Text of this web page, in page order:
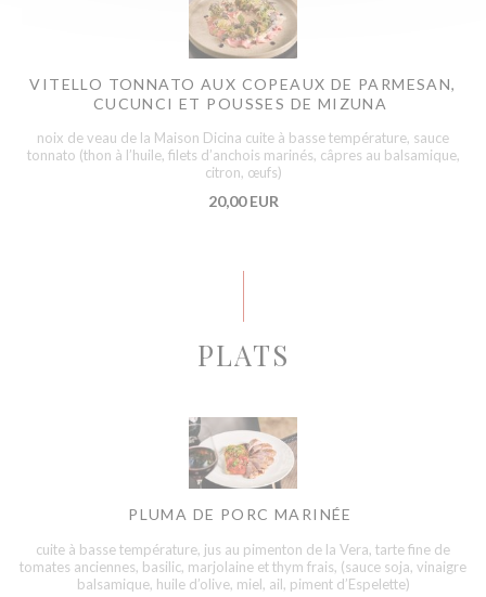
VITELLO TONNATO AUX COPEAUX DE PARMESAN,
CUCUNCI ET POUSSES DE MIZUNA
noix de veau de la Maison Dicina cuite à basse température, sauce
tonnato (thon à l’huile, filets d’anchois marinés, câpres au balsamique,
citron, œufs)
20,00 EUR
PLATS
PLUMA DE PORC MARINÉE
cuite à basse température, jus au pimenton de la Vera, tarte fine de
tomates anciennes, basilic, marjolaine et thym frais, (sauce soja, vinaigre
balsamique, huile d’olive, miel, ail, piment d’Espelette)